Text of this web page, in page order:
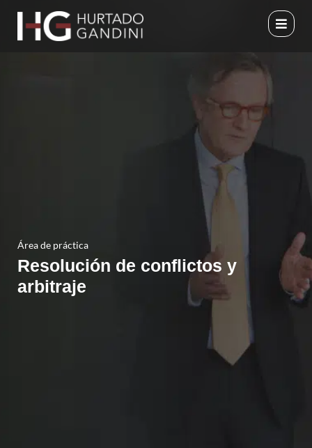
contenido
Área de práctica
Resolución de conflictos y
arbitraje